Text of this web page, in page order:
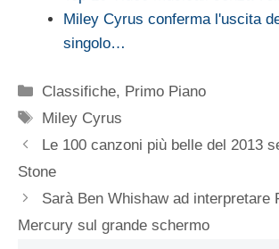
Miley Cyrus conferma l'uscita
singolo…
Categorie
Classifiche, Primo Piano
Tag
Miley Cyrus
Le 100 canzoni più belle del 2013
Stone
Sarà Ben Whishaw ad interpretare
Mercury sul grande schermo